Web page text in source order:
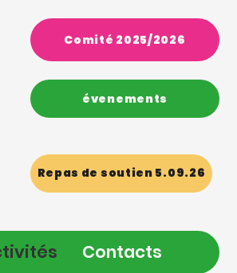
Comité 2025/2026
évenements
Repas de soutien 5.09.26
Contacts